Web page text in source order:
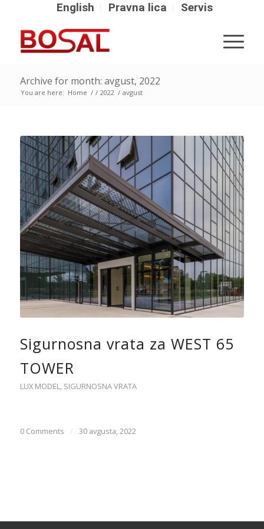
English Pravna lica Servis
Archive for month: avgust, 2022
You are here: Home / / 2022 / avgust
Sigurnosna vrata za WEST 65
TOWER
LUX MODEL, SIGURNOSNA VRATA
0 Comments / 30 avgusta, 2022